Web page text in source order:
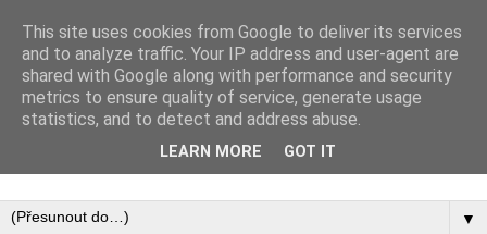
Inspirujte se tím, co píší posluchači kurzů a co se na nich
▼
This site uses cookies from Google to deliver its services
and to analyze traffic. Your IP address and user-agent are
shared with Google along with performance and security
metrics to ensure quality of service, generate usage
statistics, and to detect and address abuse.
LEARN MORE GOT IT